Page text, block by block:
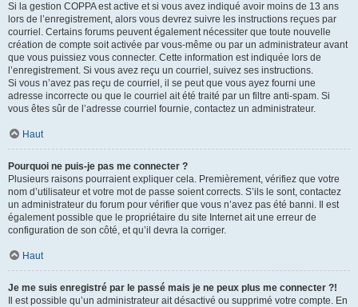
Si la gestion COPPA est active et si vous avez indiqué avoir moins de 13 ans
lors de l’enregistrement, alors vous devrez suivre les instructions reçues par
courriel. Certains forums peuvent également nécessiter que toute nouvelle
création de compte soit activée par vous-même ou par un administrateur avant
que vous puissiez vous connecter. Cette information est indiquée lors de
l’enregistrement. Si vous avez reçu un courriel, suivez ses instructions.
Si vous n’avez pas reçu de courriel, il se peut que vous ayez fourni une
adresse incorrecte ou que le courriel ait été traité par un filtre anti-spam. Si
vous êtes sûr de l’adresse courriel fournie, contactez un administrateur.
Haut
Pourquoi ne puis-je pas me connecter ?
Plusieurs raisons pourraient expliquer cela. Premièrement, vérifiez que votre
nom d’utilisateur et votre mot de passe soient corrects. S’ils le sont, contactez
un administrateur du forum pour vérifier que vous n’avez pas été banni. Il est
également possible que le propriétaire du site Internet ait une erreur de
configuration de son côté, et qu’il devra la corriger.
Haut
Je me suis enregistré par le passé mais je ne peux plus me connecter ?!
Il est possible qu’un administrateur ait désactivé ou supprimé votre compte. En